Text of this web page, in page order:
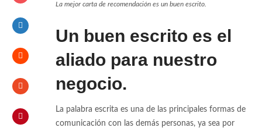
La mejor carta de recomendación es un buen escrito.
Un buen escrito es el
aliado para nuestro
negocio.
La palabra escrita es una de las principales formas de
comunicación con las demás personas, ya sea por